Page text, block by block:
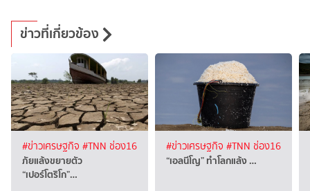
ข่าวที่เกี่ยวข้อง
#ข่าวเศรษฐกิจ #TNN ช่อง16
ภัยแล้งขยายตัว
“เปอร์โตริโก”…
#ข่าวเศรษฐกิจ #TNN ช่อง16
“เอลนีโญ” ทำโลกแล้ง …